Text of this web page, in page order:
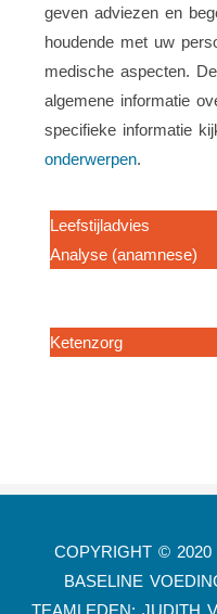
geven adviezen en
houdende met uw
medische aspecten.
algemene informatie
specifieke informatie
onderwerpen.
Leefstijladvies
Analyse (anamnese)
Ketenzorg
COPYRIGHT ©
BASELINE
TEAMLEDEN: JUDITH